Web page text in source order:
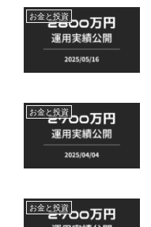
お金と投資
お金と投資
お金と投資